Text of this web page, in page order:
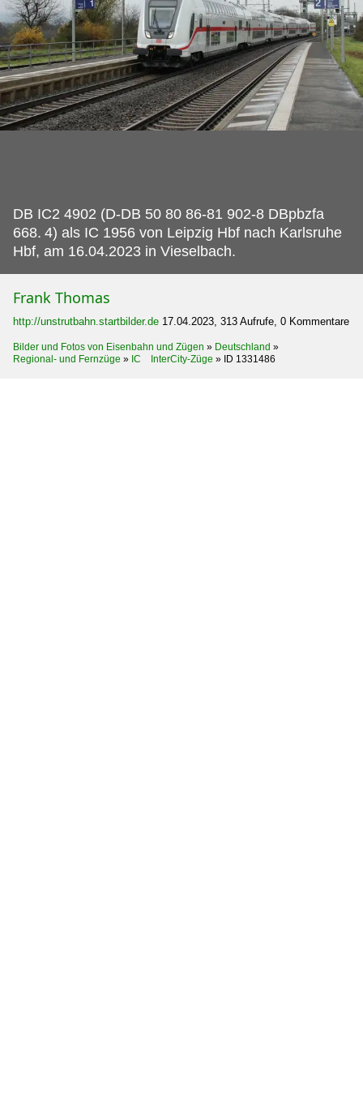
DB IC2 4902 (D-DB 50 80 86-81 902-8 DBpbzfa
668. 4) als IC 1956 von Leipzig Hbf nach Karlsruhe
Hbf, am 16.04.2023 in Vieselbach.
Frank Thomas
http://unstrutbahn.startbilder.de 17.04.2023, 313 Aufrufe, 0 Kommentare
Bilder und Fotos von Eisenbahn und Zügen » Deutschland »
Regional- und Fernzüge » IC InterCity-Züge » ID 1331486